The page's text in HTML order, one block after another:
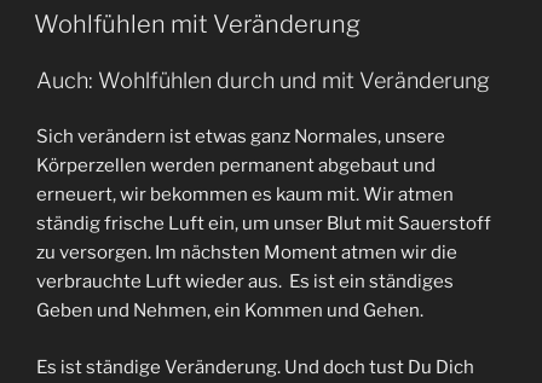
VERÖFFENTLICHT
AM
Wohlfühlen mit Veränderung
Auch: Wohlfühlen durch und mit Veränderung
Sich verändern ist etwas ganz Normales, unsere
Körperzellen werden permanent abgebaut und
erneuert, wir bekommen es kaum mit. Wir atmen
ständig frische Luft ein, um unser Blut mit Sauerstoff
zu versorgen. Im nächsten Moment atmen wir die
verbrauchte Luft wieder aus. Es ist ein ständiges
Geben und Nehmen, ein Kommen und Gehen.
Es ist ständige Veränderung. Und doch tust Du Dich